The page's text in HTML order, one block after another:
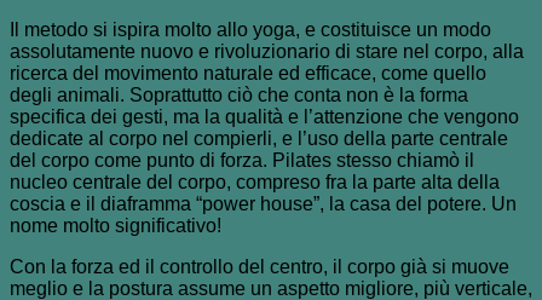
Il metodo si ispira molto allo yoga, e costituisce un modo
assolutamente nuovo e rivoluzionario di stare nel corpo, alla
ricerca del movimento naturale ed efficace, come quello
degli animali. Soprattutto ciò che conta non è la forma
specifica dei gesti, ma la qualità e l’attenzione che vengono
dedicate al corpo nel compierli, e l’uso della parte centrale
del corpo come punto di forza. Pilates stesso chiamò il
nucleo centrale del corpo, compreso fra la parte alta della
coscia e il diaframma “power house”, la casa del potere. Un
nome molto significativo!
Con la forza ed il controllo del centro, il corpo già si muove
meglio e la postura assume un aspetto migliore, più verticale,